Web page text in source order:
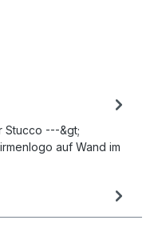
Stucco ---&gt;
auf Wand im